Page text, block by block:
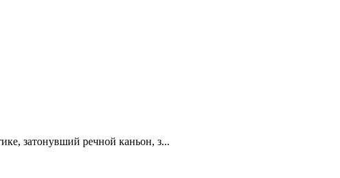
затонувший речной каньон, з...